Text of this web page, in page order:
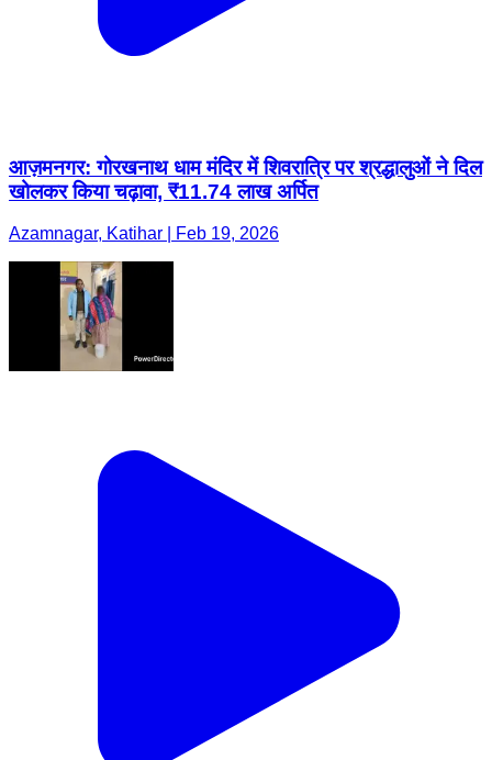
आज़मनगर: गोरखनाथ धाम मंदिर में शिवरात्रि पर श्रद्धालुओं ने दिल
खोलकर किया चढ़ावा, ₹11.74 लाख अर्पित
Azamnagar, Katihar | Feb 19, 2026